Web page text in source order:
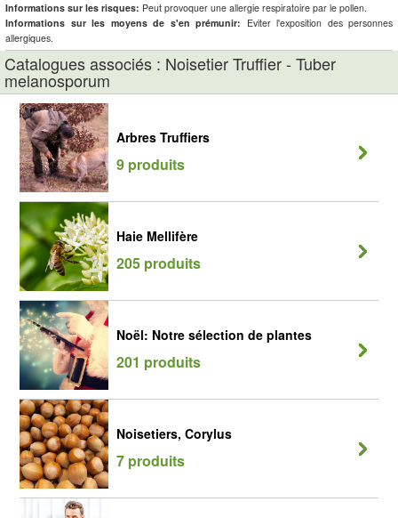
Informations sur les risques: Peut provoquer une allergie respiratoire par le pollen.
Informations sur les moyens de s'en prémunir: Eviter l'exposition des personnes
allergiques.
Catalogues associés : Noisetier Truffier - Tuber
melanosporum
Arbres Truffiers
9 produits
Haie Mellifère
205 produits
Noël: Notre sélection de plantes
201 produits
Noisetiers, Corylus
7 produits